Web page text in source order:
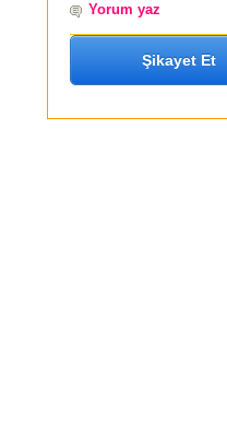
Yorum yaz
Şikayet Et